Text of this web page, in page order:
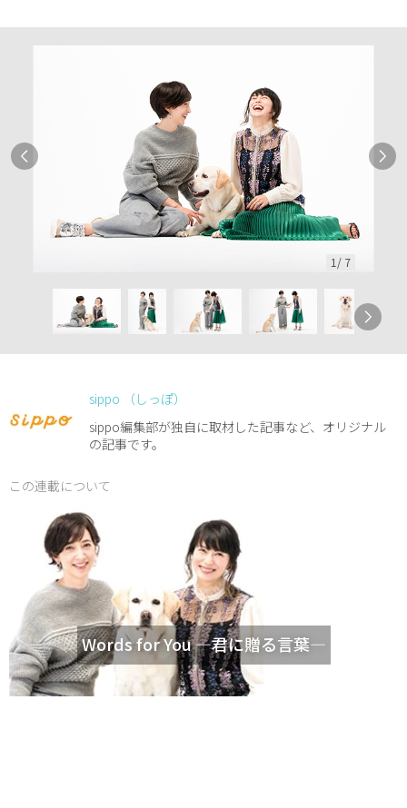
1 / 7
sippo （しっぽ）
sippo編集部が独自に取材した記事など、オリジナル
の記事です。
この連載について
Words for You ―君に贈る言葉―